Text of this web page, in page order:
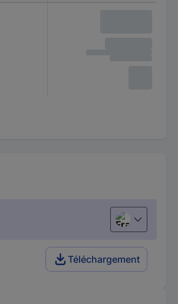
Français
Téléchargement